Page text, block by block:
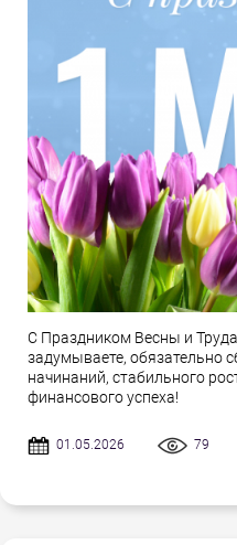
С Праздником Весны и
задумываете, обязательно
начинаний, стабильного
финансового успеха!
01.05.2026 79